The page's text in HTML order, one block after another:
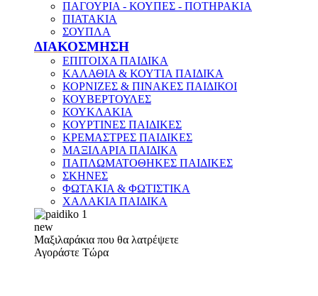
ΠΑΓΟΥΡΙΑ - ΚΟΥΠΕΣ - ΠΟΤΗΡΑΚΙΑ
ΠΙΑΤΑΚΙΑ
ΣΟΥΠΛΑ
ΔΙΑΚΟΣΜΗΣΗ
ΕΠΙΤΟΙΧΑ ΠΑΙΔΙΚΑ
ΚΑΛΑΘΙΑ & ΚΟΥΤΙΑ ΠΑΙΔΙΚΑ
ΚΟΡΝΙΖΕΣ & ΠΙΝΑΚΕΣ ΠΑΙΔΙΚΟΙ
ΚΟΥΒΕΡΤΟΥΛΕΣ
ΚΟΥΚΛΑΚΙΑ
ΚΟΥΡΤΙΝΕΣ ΠΑΙΔΙΚΕΣ
ΚΡΕΜΑΣΤΡΕΣ ΠΑΙΔΙΚΕΣ
ΜΑΞΙΛΑΡΙΑ ΠΑΙΔΙΚΑ
ΠΑΠΛΩΜΑΤΟΘΗΚΕΣ ΠΑΙΔΙΚΕΣ
ΣΚΗΝΕΣ
ΦΩΤΑΚΙΑ & ΦΩΤΙΣΤΙΚΑ
ΧΑΛΑΚΙΑ ΠΑΙΔΙΚΑ
new
Μαξιλαράκια που θα λατρέψετε
Αγοράστε Τώρα